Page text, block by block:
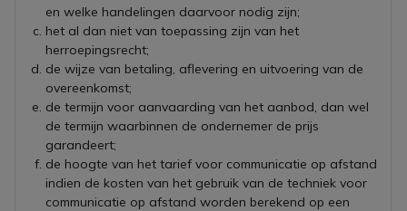
en welke handelingen daarvoor nodig zijn;
het al dan niet van toepassing zijn van het
herroepingsrecht;
de wijze van betaling, aflevering en uitvoering van de
overeenkomst;
de termijn voor aanvaarding van het aanbod, dan wel
de termijn waarbinnen de ondernemer de prijs
garandeert;
de hoogte van het tarief voor communicatie op afstand
indien de kosten van het gebruik van de techniek voor
communicatie op afstand worden berekend op een